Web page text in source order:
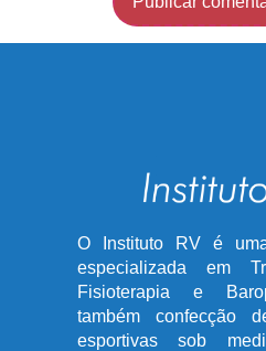
O Instituto RV é
especializada em
Fisioterapia e
também confecção
esportivas sob